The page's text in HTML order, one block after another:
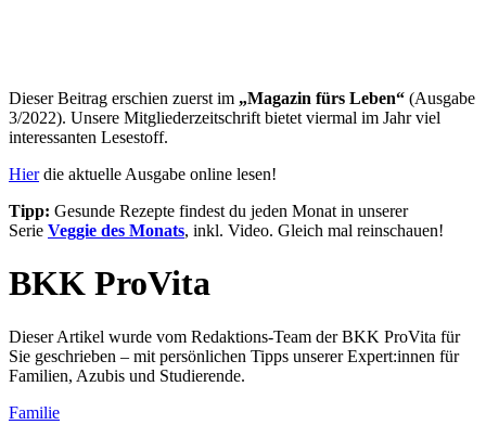
Dieser Beitrag erschien zuerst im „Magazin fürs Leben“ (Ausgabe
3/2022). Unsere Mitgliederzeitschrift bietet viermal im Jahr viel
interessanten Lesestoff.
Hierdie aktuelle Ausgabe online lesen!
Tipp: Gesunde Rezepte findest du jeden Monat in unserer
Serie Veggie des Monats, inkl. Video. Gleich mal reinschauen!
BKK ProVita
Dieser Artikel wurde vom Redaktions-Team der BKK ProVita für
Sie geschrieben – mit persönlichen Tipps unserer Expert:innen für
Familien, Azubis und Studierende.
Familie